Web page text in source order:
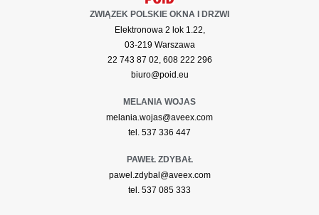
ZWIĄZEK POLSKIE OKNA I DRZWI
Elektronowa 2 lok 1.22,
03-219 Warszawa
22 743 87 02, 608 222 296
biuro@poid.eu
MELANIA WOJAS
melania.wojas@aveex.com
tel. 537 336 447
PAWEŁ ZDYBAŁ
pawel.zdybal@aveex.com
tel. 537 085 333